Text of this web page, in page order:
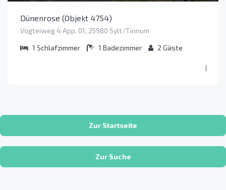
Dünenrose (Objekt 4754)
Vogteiweg 4 App. 01, 25980 Sylt/Tinnum
1 Schlafzimmer 1 Badezimmer 2 Gäste
Zur Startseite
Zur Suche